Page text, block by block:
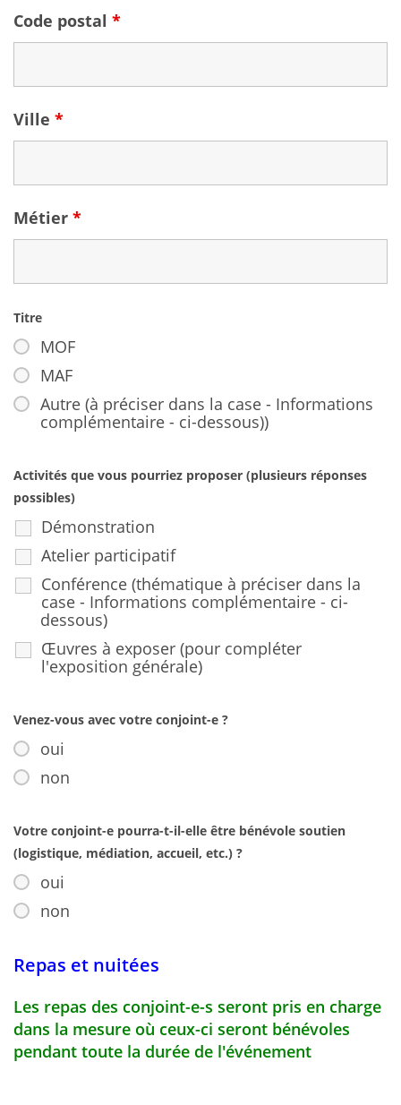
Code postal *
Ville *
Métier *
Titre
MOF
MAF
Autre (à préciser dans la case - Informations
complémentaire - ci-dessous))
Activités que vous pourriez proposer (plusieurs réponses
possibles)
Démonstration
Atelier participatif
Conférence (thématique à préciser dans la
case - Informations complémentaire - ci-
dessous)
Œuvres à exposer (pour compléter
l'exposition générale)
Venez-vous avec votre conjoint-e ?
oui
non
Votre conjoint-e pourra-t-il-elle être bénévole soutien
(logistique, médiation, accueil, etc.) ?
oui
non
Repas et nuitées
Les repas des conjoint-e-s seront pris en charge
dans la mesure où ceux-ci seront bénévoles
pendant toute la durée de l'événement